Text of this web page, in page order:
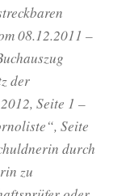
08.12.2011 –
der
Seite 1 –
Seite
durch
zu